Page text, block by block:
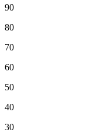
90
80
70
60
50
40
30